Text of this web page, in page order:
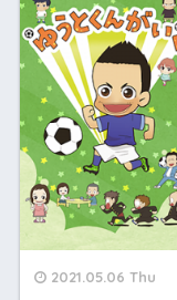
2021.05.06 Thu